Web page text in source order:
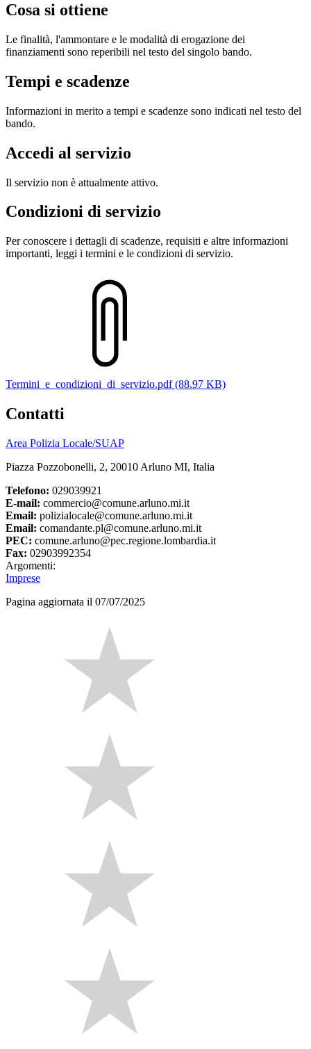
Cosa si ottiene
Le finalità, l'ammontare e le modalità di erogazione dei
finanziamenti sono reperibili nel testo del singolo bando.
Tempi e scadenze
Informazioni in merito a tempi e scadenze sono indicati nel testo del
bando.
Accedi al servizio
Il servizio non è attualmente attivo.
Condizioni di servizio
Per conoscere i dettagli di scadenze, requisiti e altre informazioni
importanti, leggi i termini e le condizioni di servizio.
Termini_e_condizioni_di_servizio.pdf (88.97 KB)
Contatti
Area Polizia Locale/SUAP
Piazza Pozzobonelli, 2, 20010 Arluno MI, Italia
Telefono: 029039921
E-mail: commercio@comune.arluno.mi.it
Email: polizialocale@comune.arluno.mi.it
Email: comandante.pl@comune.arluno.mi.it
PEC: comune.arluno@pec.regione.lombardia.it
Fax: 02903992354
Argomenti:
Imprese
Pagina aggiornata il 07/07/2025